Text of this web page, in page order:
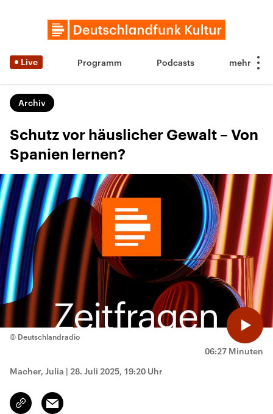
Live Programm Podcasts
Archiv
Schutz vor häuslicher Gewalt – Von
Spanien lernen?
06:27 Minuten
© Deutschlandradio
Macher, Julia | 28. Juli 2025, 19:20 Uhr
Link
kopieren/teilen
Email